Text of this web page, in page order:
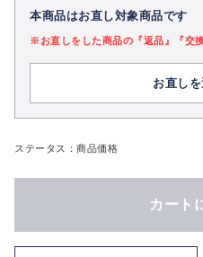
本商品はお直し対象商品です
※お直しをした商品の『返品』『交
お直し
ステータス：商品価格
カート